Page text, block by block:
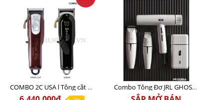
COMBO 2C USA l Tông cắt Senior + Tông cắt Magic clip Combo Tông Đơ JRL GHOST 3 Limited Edition Chính Hãng USA